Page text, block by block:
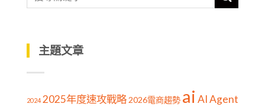
主題文章
2024 2025年度速攻戰略2026電商趨勢 ai AI Agent